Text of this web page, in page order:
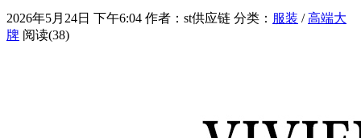
2026年5月24日 下午6:04 作者：st供应链 分类： 服装 /高端大
牌 阅读(38)